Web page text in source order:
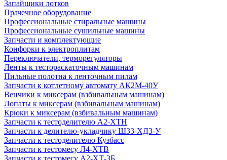
Запайщики лотков
Прачечное оборудование
Профессиональные стиральные машины
Профессиональные сушильные машины
Запчасти и комплектующие
Конфорки к электроплитам
Переключатели, терморегуляторы
Ленты к тестораскаточным машинам
Пильные полотна к ленточным пилам
Запчасти к котлетному автомату АК2М-40У
Венчики к миксерам (взбивальным машинам)
Лопаты к миксерам (взбивальным машинам)
Крюки к миксерам (взбивальным машинам)
Запчасти к тестоделителю А2-ХТН
Запчасти к делителю-укладчику Ш33-ХД3-У
Запчасти к тестоделителю Кузбасс
Запчасти к тестомесу Л4-ХТВ
Запчасти к тестомесу А2-ХТ-3Б